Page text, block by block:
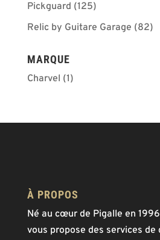
Pickguard (125)
Relic by Guitare Garage (82)
MARQUE
Charvel (1)
À PROPOS
Né au cœur de Pigalle en
vous propose des services